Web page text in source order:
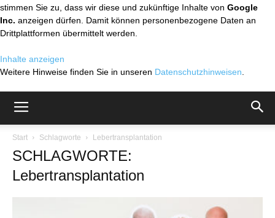
stimmen Sie zu, dass wir diese und zukünftige Inhalte von Google
Inc. anzeigen dürfen. Damit können personenbezogene Daten an
Drittplattformen übermittelt werden.
Inhalte anzeigen
Weitere Hinweise finden Sie in unseren Datenschutzhinweisen
Start Schlagworte Lebertransplantation
SCHLAGWORTE:
Lebertransplantation